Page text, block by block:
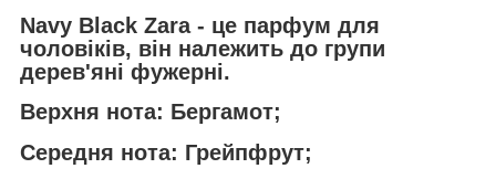
Navy Black Zara - це парфум для
чоловіків, він належить до групи
дерев'яні фужерні.
Верхня нота: Бергамот;
Середня нота: Грейпфрут;